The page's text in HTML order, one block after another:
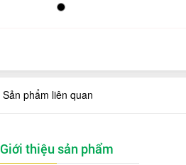
Sản phẩm liên quan
Giới thiệu sản phẩm